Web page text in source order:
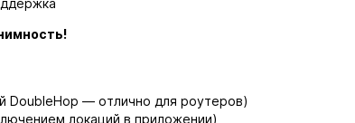
DoubleHop — отлично для роутеров)
локаций в приложении)